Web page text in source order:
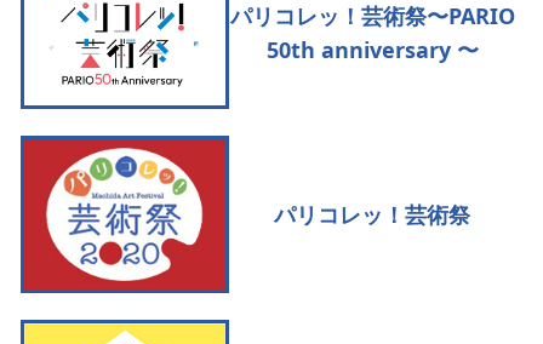
パリコレッ！芸術祭〜PARIO
50th anniversary 〜
パリコレッ！芸術祭